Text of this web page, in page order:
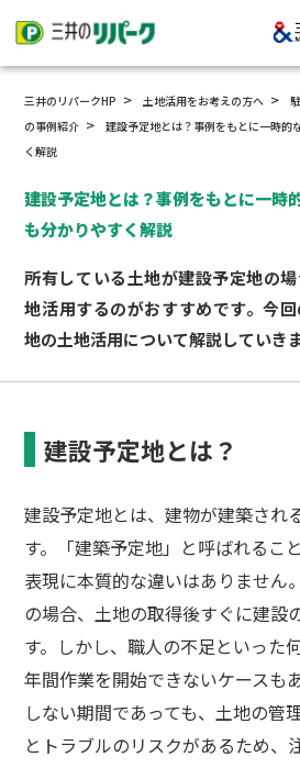
三井のリパークHP 土地活用をお考えの方へ
の事例紹介
建設予定地とは？事例をもとに一時的
く解説
建設予定地とは？事例をもとに一時
も分かりやすく解説
所有している土地が建設予定地の
地活用するのがおすすめです。今
地の土地活用について解説していきま
建設予定地とは？
建設予定地とは、建物が建築され
す。「建築予定地」と呼ばれるこ
表現に本質的な違いはありません
の場合、土地の取得後すぐに建設
す。しかし、職人の不足といった
年間作業を開始できないケースも
しない期間であっても、土地の管
とトラブルのリスクがあるため、